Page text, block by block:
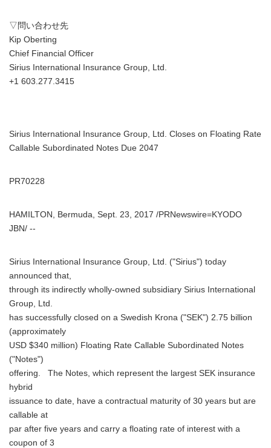
▽問い合わせ先
Kip Oberting
Chief Financial Officer
Sirius International Insurance Group, Ltd.
+1 603.277.3415
Sirius International Insurance Group, Ltd. Closes on Floating Rate
Callable Subordinated Notes Due 2047
PR70228
HAMILTON, Bermuda, Sept. 23, 2017 /PRNewswire=KYODO
JBN/ --
Sirius International Insurance Group, Ltd. ("Sirius") today
announced that,
through its indirectly wholly-owned subsidiary Sirius International
Group, Ltd.
has successfully closed on a Swedish Krona ("SEK") 2.75 billion
(approximately
USD $340 million) Floating Rate Callable Subordinated Notes
("Notes")
offering. The Notes, which represent the largest SEK insurance
hybrid
issuance to date, have a contractual maturity of 30 years but are
callable at
par after five years and carry a floating rate of interest with a
coupon of 3